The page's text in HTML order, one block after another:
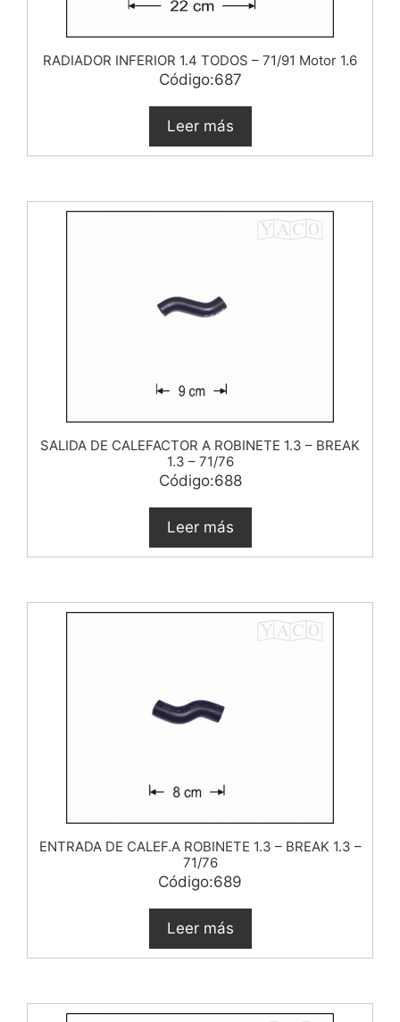
RADIADOR INFERIOR 1.4 TODOS – 71/91 Motor 1.6
Código:687
Leer más
SALIDA DE CALEFACTOR A ROBINETE 1.3 – BREAK
1.3 – 71/76
Código:688
Leer más
ENTRADA DE CALEF.A ROBINETE 1.3 – BREAK 1.3 –
71/76
Código:689
Leer más